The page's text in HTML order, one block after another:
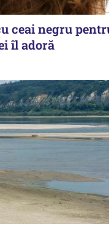
ceai negru
îl adoră